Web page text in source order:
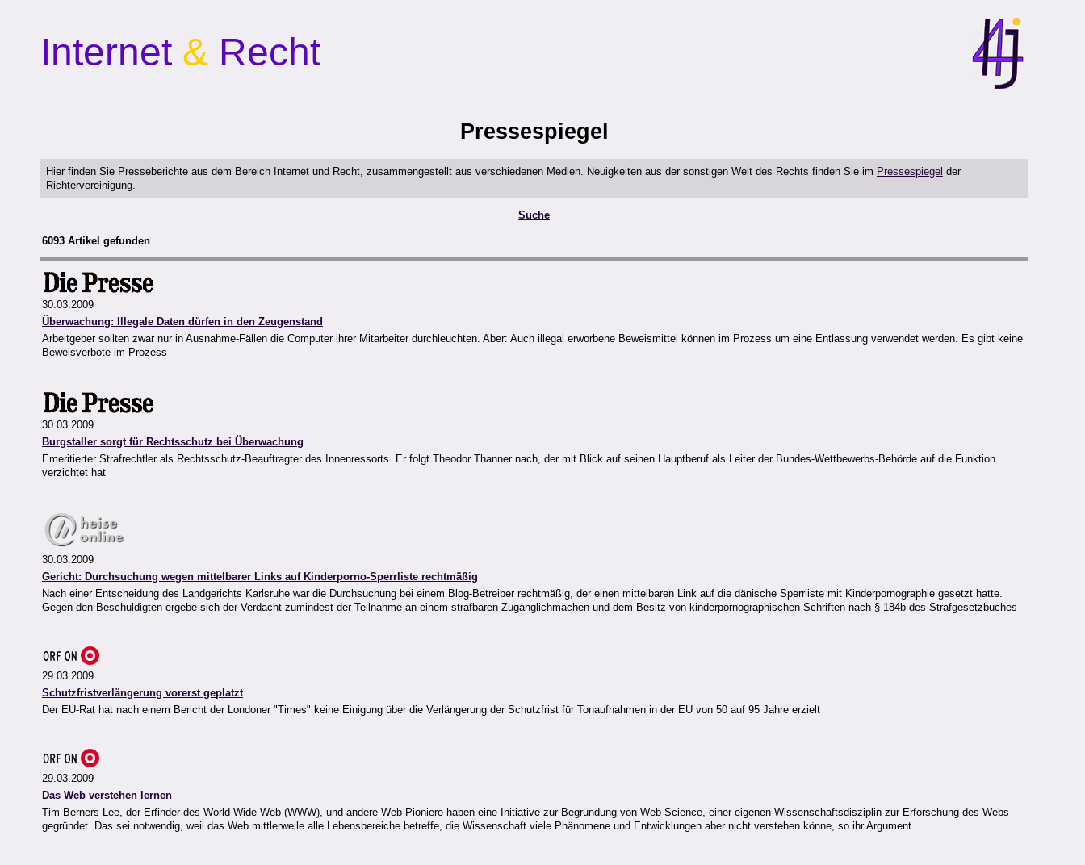
Internet & Recht
Pressespiegel
Hier finden Sie Presseberichte aus dem Bereich Internet und Recht, zusammengestellt aus verschiedenen Medien. Neuigkeiten aus der sonstigen Welt des Rechts finden Sie im Pressespiegel der
Richtervereinigung.
Suche
6093 Artikel gefunden
30.03.2009
Überwachung: Illegale Daten dürfen in den Zeugenstand
Arbeitgeber sollten zwar nur in Ausnahme-Fällen die Computer ihrer Mitarbeiter durchleuchten. Aber: Auch illegal erworbene Beweismittel können im Prozess um eine Entlassung verwendet werden. Es gibt keine
Beweisverbote im Prozess
30.03.2009
Burgstaller sorgt für Rechtsschutz bei Überwachung
Emeritierter Strafrechtler als Rechtsschutz-Beauftragter des Innenressorts. Er folgt Theodor Thanner nach, der mit Blick auf seinen Hauptberuf als Leiter der Bundes-Wettbewerbs-Behörde auf die Funktion
verzichtet hat
30.03.2009
Gericht: Durchsuchung wegen mittelbarer Links auf Kinderporno-Sperrliste rechtmäßig
Nach einer Entscheidung des Landgerichts Karlsruhe war die Durchsuchung bei einem Blog-Betreiber rechtmäßig, der einen mittelbaren Link auf die dänische Sperrliste mit Kinderpornographie gesetzt hatte.
Gegen den Beschuldigten ergebe sich der Verdacht zumindest der Teilnahme an einem strafbaren Zugänglichmachen und dem Besitz von kinderpornographischen Schriften nach § 184b des Strafgesetzbuches
29.03.2009
Schutzfristverlängerung vorerst geplatzt
Der EU-Rat hat nach einem Bericht der Londoner "Times" keine Einigung über die Verlängerung der Schutzfrist für Tonaufnahmen in der EU von 50 auf 95 Jahre erzielt
29.03.2009
Das Web verstehen lernen
Tim Berners-Lee, der Erfinder des World Wide Web (WWW), und andere Web-Pioniere haben eine Initiative zur Begründung von Web Science, einer eigenen Wissenschaftsdisziplin zur Erforschung des Webs
gegründet. Das sei notwendig, weil das Web mittlerweile alle Lebensbereiche betreffe, die Wissenschaft viele Phänomene und Entwicklungen aber nicht verstehen könne, so ihr Argument.